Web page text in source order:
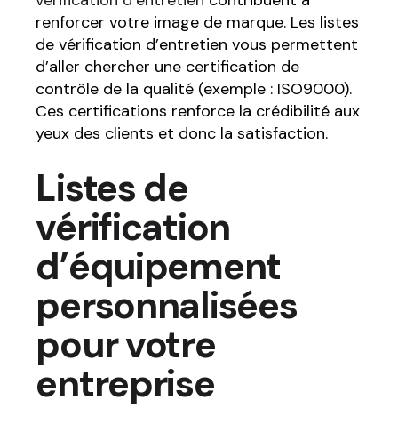
renforcer votre image de marque. Les listes
de vérification d’entretien vous permettent
d’aller chercher une certification de
contrôle de la qualité (exemple : ISO9000).
Ces certifications renforce la crédibilité aux
yeux des clients et donc la satisfaction.
Listes de
vérification
d’équipement
personnalisées
pour votre
entreprise